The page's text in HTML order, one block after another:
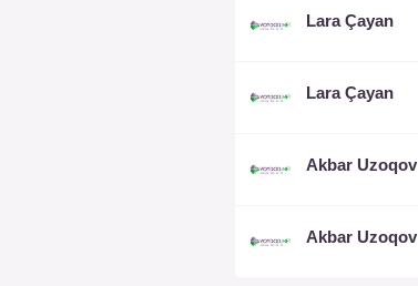
Lara Çayan
Lara Çayan
Akbar Uzoqov
Akbar Uzoqov